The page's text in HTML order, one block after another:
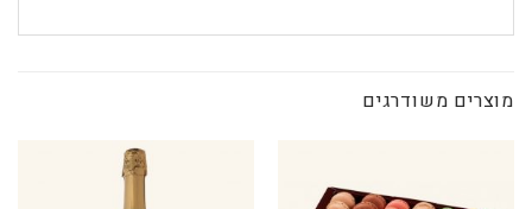
מוצרים משודרגים